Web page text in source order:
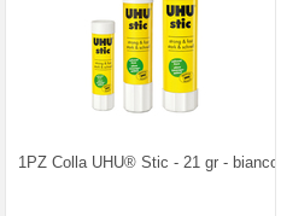
1PZ Colla UHU® Stic - 21 gr - bianco -